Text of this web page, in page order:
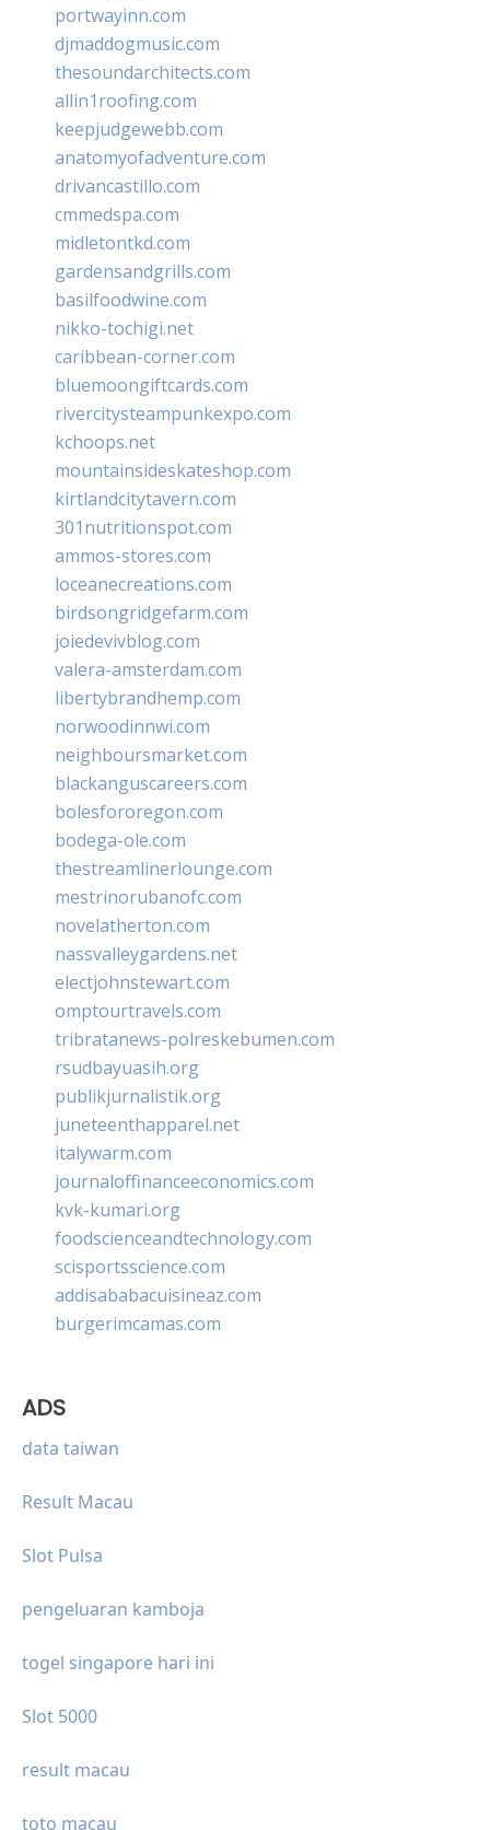
portwayinn.com
djmaddogmusic.com
thesoundarchitects.com
allin1roofing.com
keepjudgewebb.com
anatomyofadventure.com
drivancastillo.com
cmmedspa.com
midletontkd.com
gardensandgrills.com
basilfoodwine.com
nikko-tochigi.net
caribbean-corner.com
bluemoongiftcards.com
rivercitysteampunkexpo.com
kchoops.net
mountainsideskateshop.com
kirtlandcitytavern.com
301nutritionspot.com
ammos-stores.com
loceanecreations.com
birdsongridgefarm.com
joiedevivblog.com
valera-amsterdam.com
libertybrandhemp.com
norwoodinnwi.com
neighboursmarket.com
blackanguscareers.com
bolesfororegon.com
bodega-ole.com
thestreamlinerlounge.com
mestrinorubanofc.com
novelatherton.com
nassvalleygardens.net
electjohnstewart.com
omptourtravels.com
tribratanews-polreskebumen.com
rsudbayuasih.org
publikjurnalistik.org
juneteenthapparel.net
italywarm.com
journaloffinanceeconomics.com
kvk-kumari.org
foodscienceandtechnology.com
scisportsscience.com
addisababacuisineaz.com
burgerimcamas.com
ADS
data taiwan
Result Macau
Slot Pulsa
pengeluaran kamboja
togel singapore hari ini
Slot 5000
result macau
toto macau